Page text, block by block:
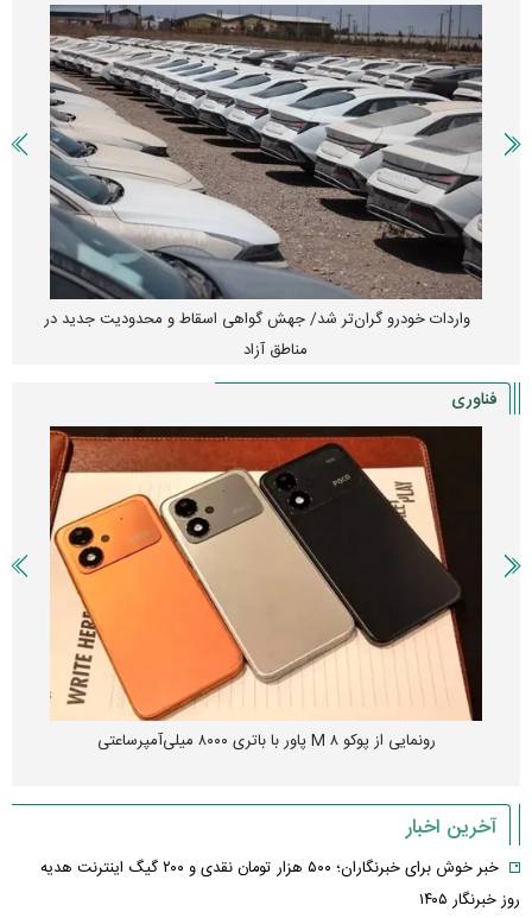
واردات خودرو گران‌تر شد/ جهش گواهی اسقاط و محدودیت جدید در
مناطق آزاد
فناوری
رونمایی از پوکو M ۸ پاور با باتری ۸۰۰۰ میلی‌آمپرساعتی
آخرین اخبار
خبر خوش برای خبرنگاران؛ ۵۰۰ هزار تومان نقدی و ۲۰۰ گیگ اینترنت هدیه
روز خبرنگار ۱۴۰۵